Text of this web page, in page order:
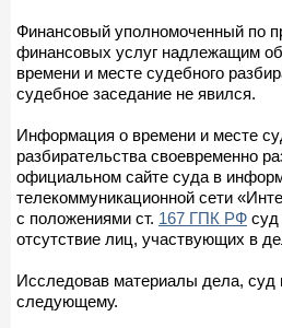
Финансовый уполномоченный по
финансовых услуг надлежащим
времени и месте судебного
судебное заседание не явился.
Информация о времени и месте
разбирательства своевременно
официальном сайте суда в
телекоммуникационной сети
с положениями ст. 167 ГПК РФ суд
отсутствие лиц, участвующих в
Исследовав материалы дела, суд
следующему.